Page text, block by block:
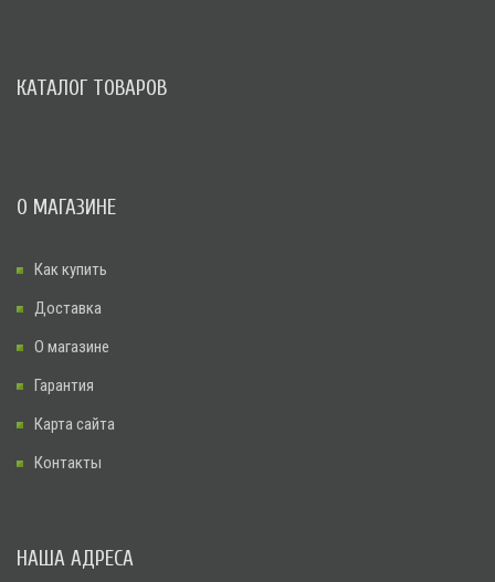
КАТАЛОГ ТОВАРОВ
О МАГАЗИНЕ
Как купить
Доставка
О магазине
Гарантия
Карта сайта
Контакты
НАША АДРЕСА